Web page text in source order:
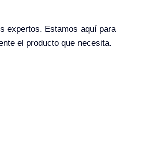
expertos. Estamos aquí para
el producto que necesita.